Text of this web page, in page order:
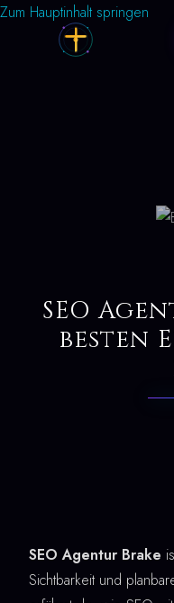
Zum Hauptinhalt springen
SEO
besten
SEO Agentur Brake
Sichtbarkeit und